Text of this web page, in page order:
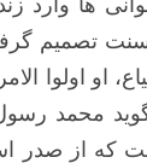
تصمیم
او اولوا
محمد رسول
که از